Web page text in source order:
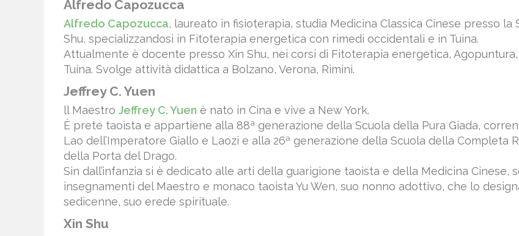
Alfredo Capozucca
Alfredo Capozucca, laureato in fisioterapia, studia Medicina Classica Cinese presso la
Shu, specializzandosi in Fitoterapia energetica con rimedi occidentali e in Tuina.
Attualmente è docente presso Xin Shu, nei corsi di Fitoterapia energetica,
Tuina. Svolge attività didattica a Bolzano, Verona, Rimini.
Jeffrey C. Yuen
ll Maestro Jeffrey C. Yuen è nato in Cina e vive a New York.
È prete taoista e appartiene alla 88ª generazione della Scuola della Pura Giada,
Lao dell’Imperatore Giallo e Laozi e alla 26ª generazione della Scuola della Completa
della Porta del Drago.
Sin dall’infanzia si è dedicato alle arti della guarigione taoista e della Medicina Cinese,
insegnamenti del Maestro e monaco taoista Yu Wen, suo nonno adottivo, che lo
sedicenne, suo erede spirituale.
Xin Shu